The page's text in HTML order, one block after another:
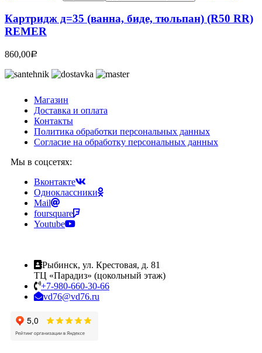
Картридж д=35 (ванна, биде, тюльпан) (R50 RR)
REMER
860,00Р
Магазин
Доставка и оплата
Контакты
Политика обработки персональных данных
Согласие на обработку персональных данных
Мы в соцсетях:
Вконтакте
Одноклассники
Mail
foursquare
Youtube
Рыбинск, ул. Крестовая, д. 81
ТЦ «Парадиз» (цокольный этаж)
+7-980-660-30-66
vd76@vd76.ru